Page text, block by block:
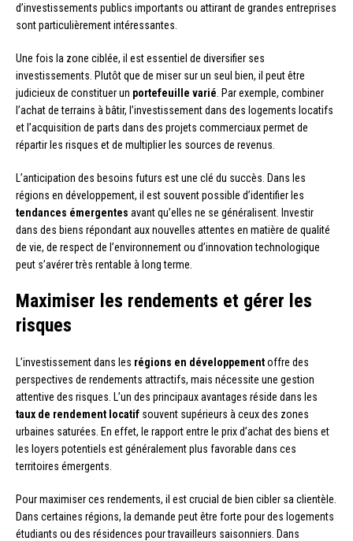
d’investissements publics importants ou attirant de grandes entreprises
sont particulièrement intéressantes.
Une fois la zone ciblée, il est essentiel de diversifier ses
investissements. Plutôt que de miser sur un seul bien, il peut être
judicieux de constituer un portefeuille varié . Par exemple, combiner
l’achat de terrains à bâtir, l’investissement dans des logements locatifs
et l’acquisition de parts dans des projets commerciaux permet de
répartir les risques et de multiplier les sources de revenus.
L’anticipation des besoins futurs est une clé du succès. Dans les
régions en développement, il est souvent possible d’identifier les
tendances émergentes avant qu’elles ne se généralisent. Investir
dans des biens répondant aux nouvelles attentes en matière de qualité
de vie, de respect de l’environnement ou d’innovation technologique
peut s’avérer très rentable à long terme.
Maximiser les rendements et gérer les
risques
L’investissement dans les régions en développementoffre des
perspectives de rendements attractifs, mais nécessite une gestion
attentive des risques. L’un des principaux avantages réside dans les
taux de rendement locatif souvent supérieurs à ceux des zones
urbaines saturées. En effet, le rapport entre le prix d’achat des biens et
les loyers potentiels est généralement plus favorable dans ces
territoires émergents.
Pour maximiser ces rendements, il est crucial de bien cibler sa clientèle.
Dans certaines régions, la demande peut être forte pour des logements
étudiants ou des résidences pour travailleurs saisonniers. Dans